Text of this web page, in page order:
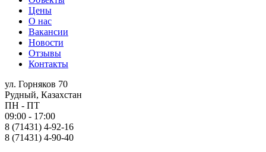
Цены
О нас
Вакансии
Новости
Отзывы
Контакты
ул. Горняков 70
Рудный, Казахстан
ПН - ПТ
09:00 - 17:00
8 (71431) 4-92-16
8 (71431) 4-90-40